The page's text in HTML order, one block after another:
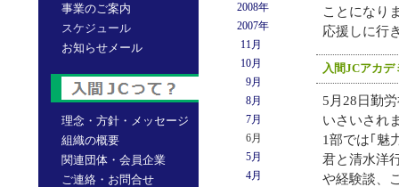
事業のご案内
スケジュール
お知らせメール
理念・方針・メッセージ
組織の概要
関連団体・会員企業
ご連絡・お問合せ
2008年
2007年
11月
10月
9月
8月
7月
6月
5月
4月
ことになり
応援しに行
入間JCアカ
5月28日勤
いさいされ
1部では｢魅
君と清水洋
や経験談、